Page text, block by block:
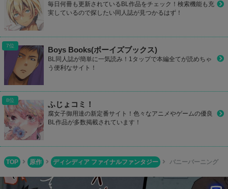
毎日何冊も更新されているBL作品をチェック！検索機能も充
実しているので探したい同人誌が見つかるはず！
Boys Books(ボーイズブックス)
BL同人誌が簡単に一気読み！1タップで本編全てが読めちゃ
う便利なサイト！
ふじょコミ！
腐女子御用達の新定番サイト！色々なアニメやゲームの優良
BL作品が多数掲載されています！
TOP 原作 ディシディア ファイナルファンタジー バニーバーニング